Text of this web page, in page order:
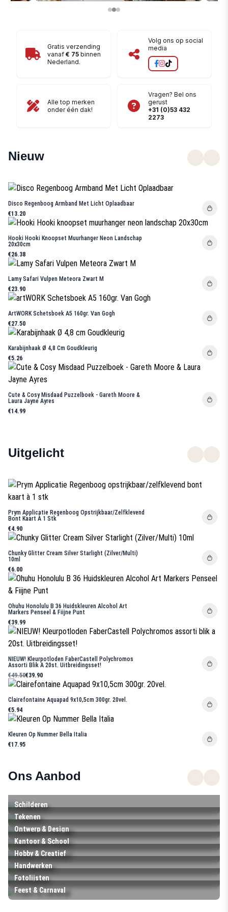
Shop nu
Gratis verzending
vanaf € 75 binnen
Nederland.
Volg ons op social
media
Alle top merken
onder één dak!
Vragen? Bel ons
gerust
+31 (0)53 432
2273
Nieuw
Disco Regenboog Armband Met Licht Oplaadbaar
€13.20
Hooki Hooki Knoopset Muurhanger Neon Landschap
20x30cm
€26.38
Lamy Safari Vulpen Meteora Zwart M
€23.90
ArtWORK Schetsboek A5 160gr. Van Gogh
€27.50
Karabijnhaak Ø 4,8 Cm Goudkleurig
€5.26
Cute & Cosy Misdaad Puzzelboek - Gareth Moore &
Laura Jayne Ayres
€14.99
Uitgelicht
Prym Applicatie Regenboog Opstrijkbaar/zelfklevend
Bont Kaart À 1 Stk
€4.90
Chunky Glitter Cream Silver Starlight (Zilver/Multi)
10ml
€6.00
Ohuhu Honolulu B 36 Huidskleuren Alcohol Art
Markers Penseel & Fiijne Punt
€39.99
NIEUW! Kleurpotloden FaberCastell Polychromos
Assorti Blik A 20st. Uitbreidingsset!
€49.50€39.90
Clairefontaine Aquapad 9x10,5cm 300gr. 20vel.
€5.94
Kleuren Op Nummer Bella Italia
€17.95
Ons Aanbod
Schilderen
Tekenen
Ontwerp & Design
Kantoor & School
Hobby & Creatief
Handwerken
Fotolijsten
Feest & Carnaval